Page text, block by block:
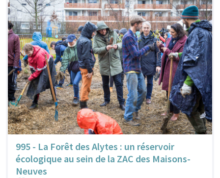
995 - La Forêt des Alytes : un réservoir
écologique au sein de la ZAC des Maisons-
Neuves